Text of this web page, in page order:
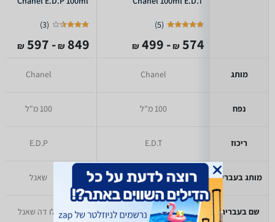
מותג
נפח
ריכוז
מותג בעברית
שם בעברית
(
5
)
574
₪
- 499
₪
Chanel
100 מ"ל
E.D.T
שאנל
בלו דה שאנל
(
3
)
849
₪
- 597
₪
Chanel
100 מ"ל
E.D.P
שאנל
בלו דה שאנל